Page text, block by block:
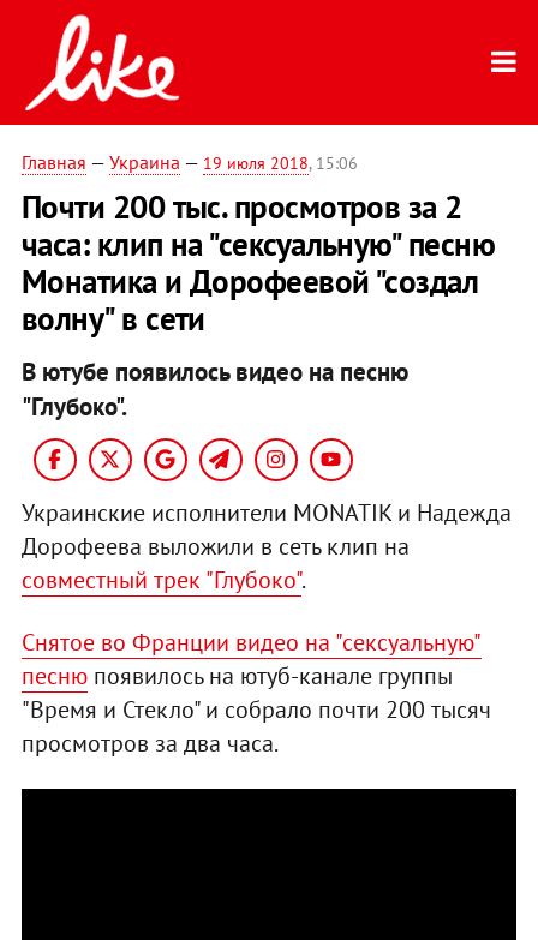
Главная — Украина — 19 июля 2018, 15:06
Почти 200 тыс. просмотров за 2
часа: клип на "сексуальную" песню
Монатика и Дорофеевой "создал
волну" в сети
В ютубе появилось видео на песню
"Глубоко".
Украинские исполнители MONATIK и Надежда
Дорофеева выложили в сеть клип на
совместный трек "Глубоко".
Снятое во Франции видео на "сексуальную"
песнюпоявилось на ютуб-канале группы
"Время и Стекло" и собрало почти 200 тысяч
просмотров за два часа.